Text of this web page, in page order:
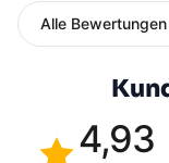
Alle
4,93